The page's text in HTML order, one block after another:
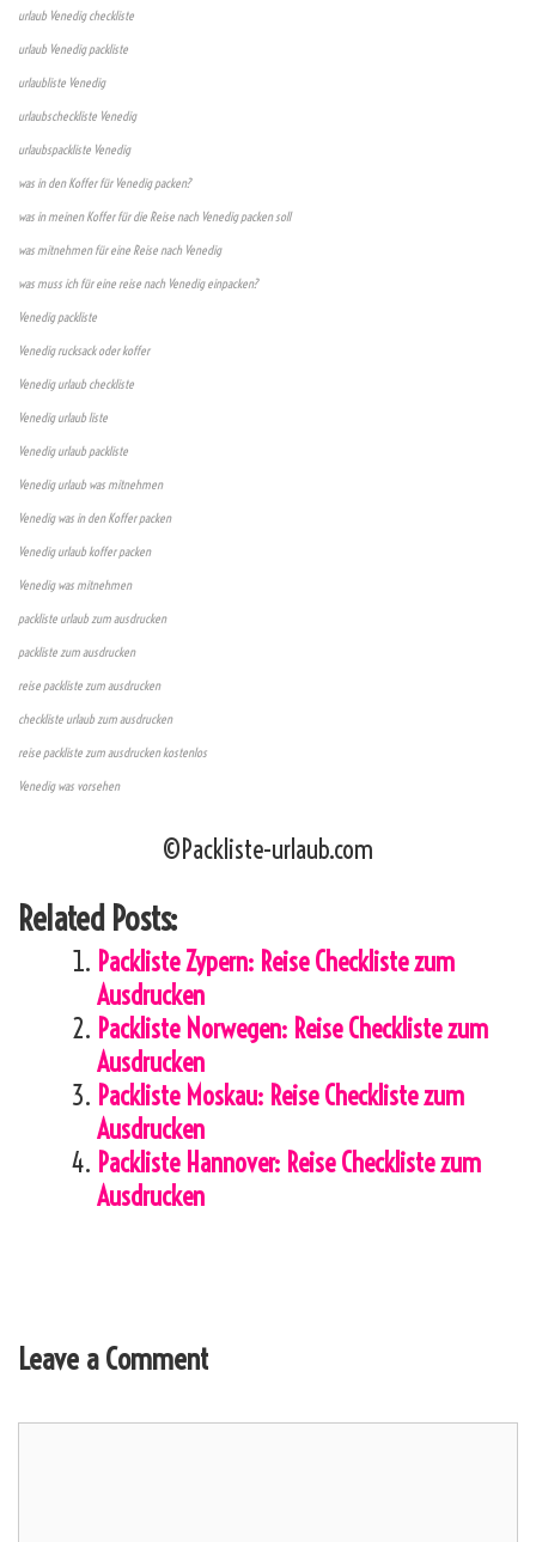
urlaub Venedig checkliste
urlaub Venedig packliste
urlaubliste Venedig
urlaubscheckliste Venedig
urlaubspackliste Venedig
was in den Koffer für Venedig packen?
was in meinen Koffer für die Reise nach Venedig packen soll
was mitnehmen für eine Reise nach Venedig
was muss ich für eine reise nach Venedig einpacken?
Venedig packliste
Venedig rucksack oder koffer
Venedig urlaub checkliste
Venedig urlaub liste
Venedig urlaub packliste
Venedig urlaub was mitnehmen
Venedig was in den Koffer packen
Venedig urlaub koffer packen
Venedig was mitnehmen
packliste urlaub zum ausdrucken
packliste zum ausdrucken
reise packliste zum ausdrucken
checkliste urlaub zum ausdrucken
reise packliste zum ausdrucken kostenlos
Venedig was vorsehen
©Packliste-urlaub.com
Related Posts:
Packliste Zypern: Reise Checkliste zum
Ausdrucken
Packliste Norwegen: Reise Checkliste zum
Ausdrucken
Packliste Moskau: Reise Checkliste zum
Ausdrucken
Packliste Hannover: Reise Checkliste zum
Ausdrucken
Leave a Comment